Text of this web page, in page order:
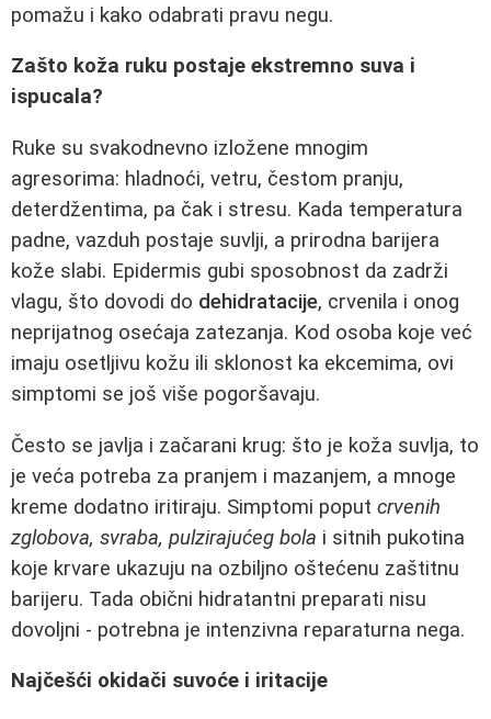
pomažu i kako odabrati pravu negu.
Zašto koža ruku postaje ekstremno suva i
ispucala?
Ruke su svakodnevno izložene mnogim
agresorima: hladnoći, vetru, čestom pranju,
deterdžentima, pa čak i stresu. Kada temperatura
padne, vazduh postaje suvlji, a prirodna barijera
kože slabi. Epidermis gubi sposobnost da zadrži
vlagu, što dovodi do dehidratacije, crvenila i onog
neprijatnog osećaja zatezanja. Kod osoba koje već
imaju osetljivu kožu ili sklonost ka ekcemima, ovi
simptomi se još više pogoršavaju.
Često se javlja i začarani krug: što je koža suvlja, to
je veća potreba za pranjem i mazanjem, a mnoge
kreme dodatno iritiraju. Simptomi poput crvenih
zglobova, svraba, pulzirajućeg bola i sitnih pukotina
koje krvare ukazuju na ozbiljno oštećenu zaštitnu
barijeru. Tada obični hidratantni preparati nisu
dovoljni - potrebna je intenzivna reparaturna nega.
Najčešći okidači suvoće i iritacije